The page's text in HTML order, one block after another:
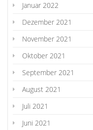
Januar 2022
Dezember 2021
November 2021
Oktober 2021
September 2021
August 2021
Juli 2021
Juni 2021